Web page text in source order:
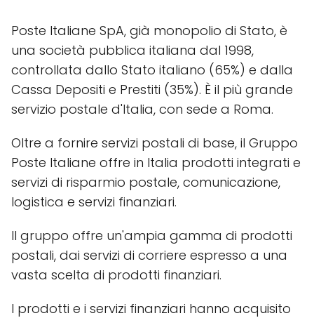
Poste Italiane SpA, già monopolio di Stato, è
una società pubblica italiana dal 1998,
controllata dallo Stato italiano (65%) e dalla
Cassa Depositi e Prestiti (35%). È il più grande
servizio postale d'Italia, con sede a Roma.
Oltre a fornire servizi postali di base, il Gruppo
Poste Italiane offre in Italia prodotti integrati e
servizi di risparmio postale, comunicazione,
logistica e servizi finanziari.
Il gruppo offre un'ampia gamma di prodotti
postali, dai servizi di corriere espresso a una
vasta scelta di prodotti finanziari.
I prodotti e i servizi finanziari hanno acquisito